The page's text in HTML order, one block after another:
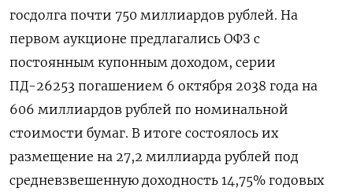
госдолга почти 750 миллиардов рублей. На
первом аукционе предлагались ОФЗ с
постоянным купонным доходом, серии
ПД-26253 погашением 6 октября 2038 года ​на
606 миллиардов рублей по ​номинальной
стоимости бумаг. В итоге ​состоялось их
⁠размещение на 27,2 миллиарда рублей под
средневзвешенную доходность 14,75% годовых